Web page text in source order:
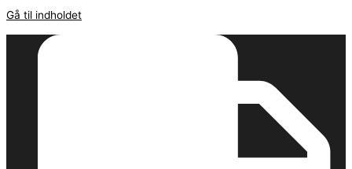
Gå til indholdet